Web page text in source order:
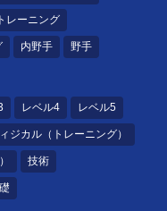
トレーニング
内野手 野手
レベル4 レベル5
ジカル（トレーニング）
技術